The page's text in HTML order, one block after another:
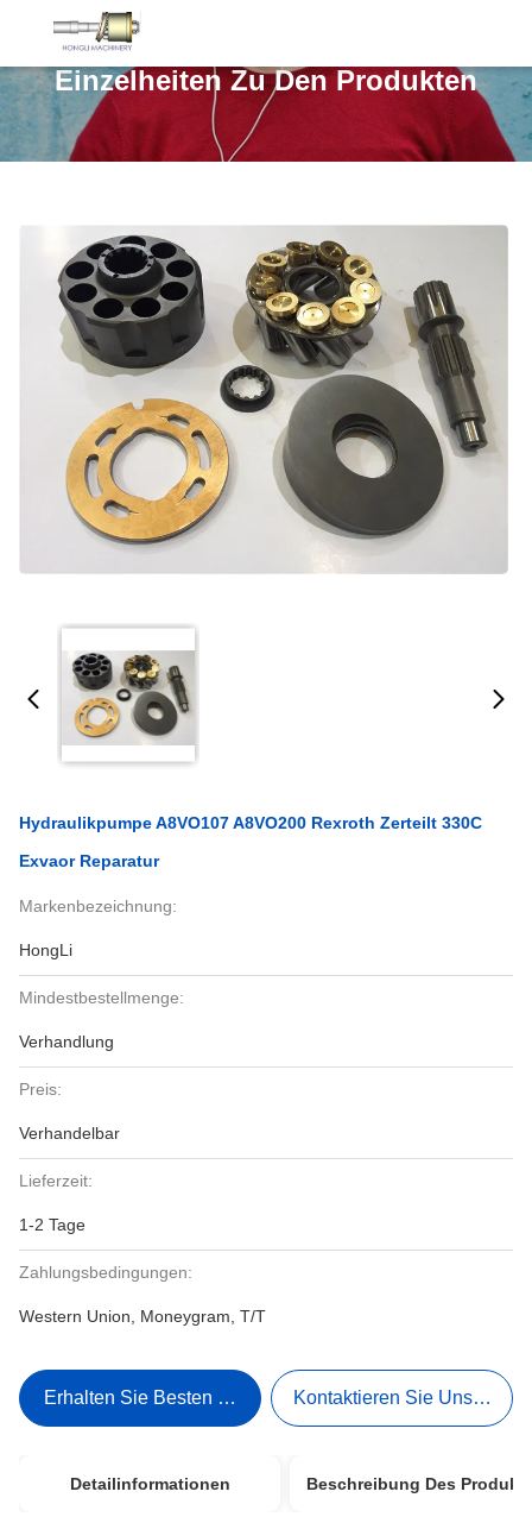
Einzelheiten Zu Den Produkten
Hydraulikpumpe A8VO107 A8VO200 Rexroth Zerteilt 330C
Exvaor Reparatur
Markenbezeichnung:
HongLi
Mindestbestellmenge:
Verhandlung
Preis:
Verhandelbar
Lieferzeit:
1-2 Tage
Zahlungsbedingungen:
Western Union, Moneygram, T/T
Erhalten Sie Besten Preis Kontaktieren Sie Uns Jetzt
Detailinformationen Beschreibung Des